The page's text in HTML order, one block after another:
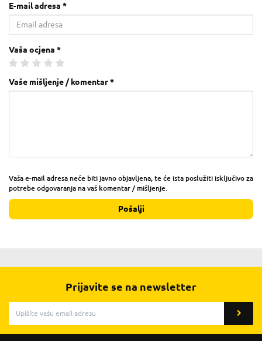
E-mail adresa *
Vaša ocjena *
Vaše mišljenje / komentar *
Vaša e-mail adresa neće biti javno objavljena, te će ista poslužiti isključivo za
potrebe odgovaranja na vaš komentar / mišljenje.
Pošalji
Prijavite se na newsletter